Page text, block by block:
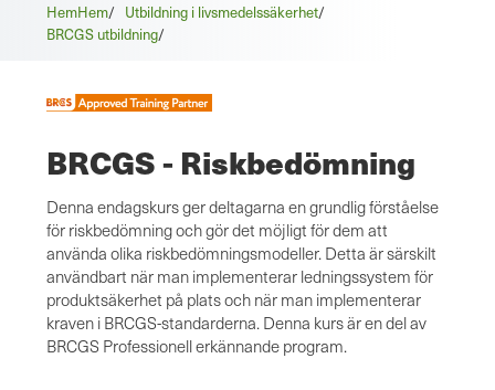
Hem /
Hem Utbildning i livsmedelssäkerhet/
BRCGS utbildning/
BRCGS - Riskbedömning
Denna endagskurs ger deltagarna en grundlig förståelse
för riskbedömning och gör det möjligt för dem att
använda olika riskbedömningsmodeller. Detta är särskilt
användbart när man implementerar ledningssystem för
produktsäkerhet på plats och när man implementerar
kraven i BRCGS-standarderna. Denna kurs är en del av
BRCGS Professionellerkännande program.